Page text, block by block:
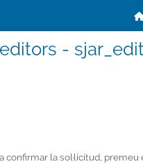
-
confirmar la sol·licitud,